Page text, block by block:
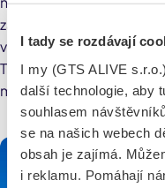
I tady se rozdávají
I my (GTS ALIVE
další technologie, aby
souhlasem
se na našich webech
obsah je zajímá.
i reklamu. Pomáhají
zákoutí. Wellness nabízí
venkovní koupací
Thermal Park nebo
masérů.